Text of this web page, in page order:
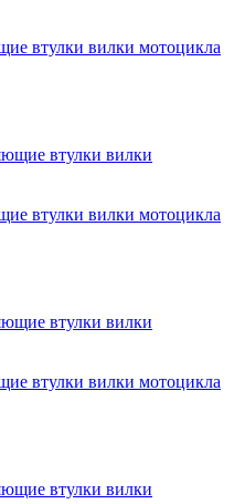
втулки вилки мотоцикла
втулки вилки мотоцикла
втулки вилки мотоцикла